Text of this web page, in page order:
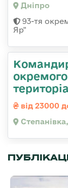
Дніпро
93-тя
Яр"
від 23000